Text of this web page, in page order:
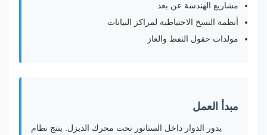
مشاريع الهندسة عن بعد
أنظمة النسخ الاحتياطية لمراكز البيانات
مولدات حقول النفط والغاز
مبدأ العمل
يدور الدوار داخل الستاتور تحت محرك الديزل. ينتج نظام